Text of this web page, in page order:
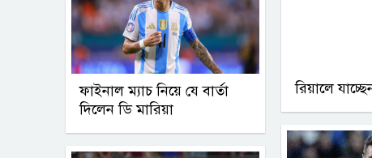
ফাইনাল ম্যাচ নিয়ে যে বার্তা
দিলেন ডি মারিয়া
রিয়ালে